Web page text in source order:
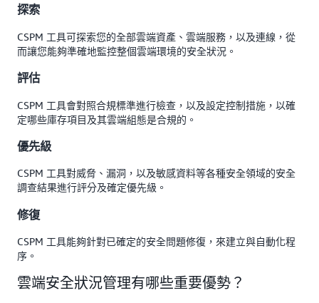
探索
CSPM 工具可探索您的全部雲端資產、雲端服務，以及連線，從
而讓您能夠準確地監控整個雲端環境的安全狀況。
評估
CSPM 工具會對照合規標準進行檢查，以及設定控制措施，以確
定哪些庫存項目及其雲端組態是合規的。
優先級
CSPM 工具對威脅、漏洞，以及敏感資料等各種安全領域的安全
調查結果進行評分及確定優先級。
修復
CSPM 工具能夠針對已確定的安全問題修復，來建立與自動化程
序。
雲端安全狀況管理有哪些重要優勢？